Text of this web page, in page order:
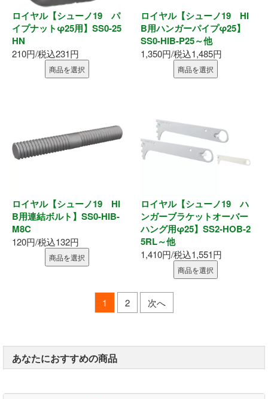
ロイヤル【シューノ19 パ
イプナットφ25用】SS0-25
HN
210円/税込231円
商品を選択
ロイヤル【シューノ19 HI
B用ハンガーパイプφ25】
SS0-HIB-P25～他
1,350円/税込1,485円
商品を選択
ロイヤル【シューノ19 HI
B用連結ボルト】SS0-HIB-
M8C
120円/税込132円
商品を選択
ロイヤル【シューノ19 ハ
ンガーブラケットオーバー
ハング用φ25】SS2-HOB-2
5RL～他
1,410円/税込1,551円
商品を選択
1 2 次へ
あなたにおすすめの商品